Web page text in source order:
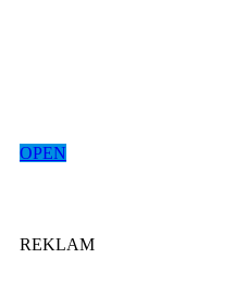
OPEN
REKLAM